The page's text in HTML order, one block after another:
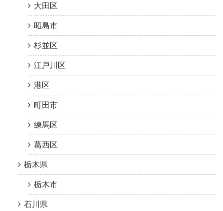
大田区
昭島市
杉並区
江戸川区
港区
町田市
練馬区
葛西区
栃木県
栃木市
石川県